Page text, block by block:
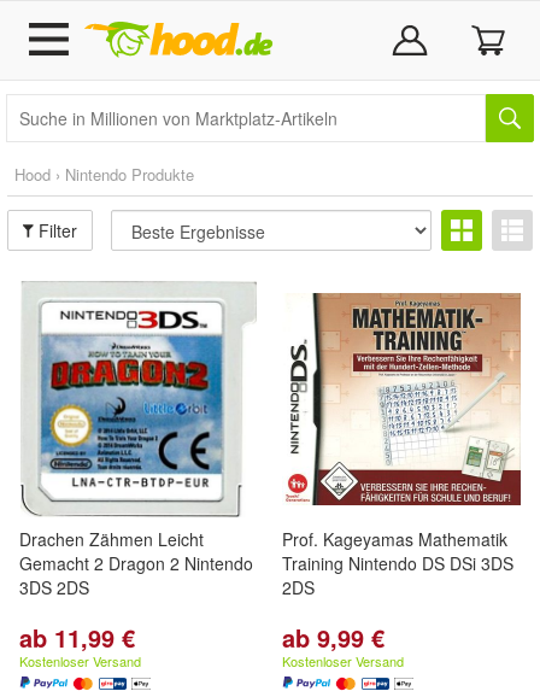
Hood › Nintendo Produkte
Filter
Drachen Zähmen Leicht
Gemacht 2 Dragon 2 Nintendo
3DS 2DS
ab 11,99 €
Kostenloser Versand
Prof. Kageyamas Mathematik
Training Nintendo DS DSi 3DS
2DS
ab 9,99 €
Kostenloser Versand